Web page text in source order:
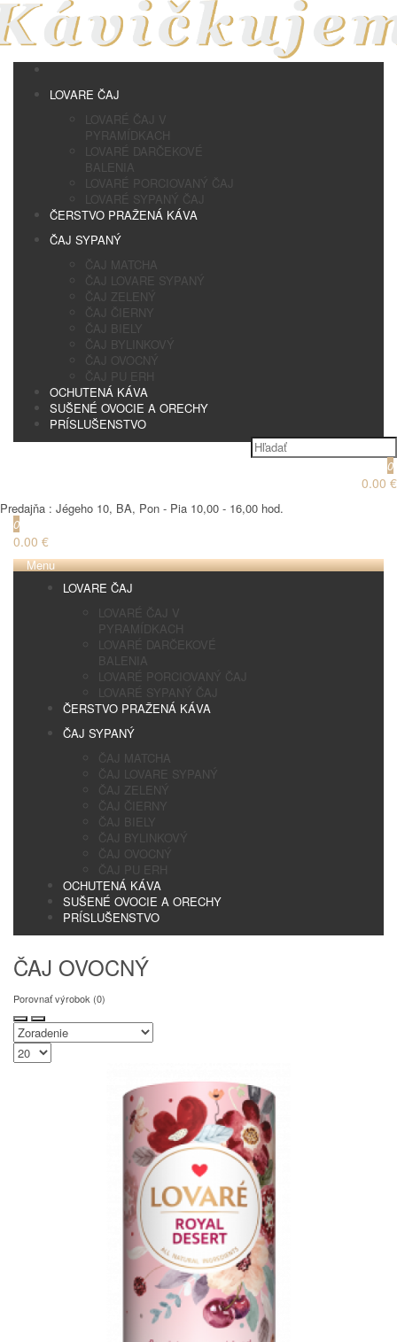
LOVARE ČAJ
LOVARÉ ČAJ V
PYRAMÍDKACH
LOVARÉ DARČEKOVÉ
BALENIA
LOVARÉ PORCIOVANÝ ČAJ
LOVARÉ SYPANÝ ČAJ
ČERSTVO PRAŽENÁ KÁVA
ČAJ SYPANÝ
ČAJ MATCHA
ČAJ LOVARE SYPANÝ
ČAJ ZELENÝ
ČAJ ČIERNY
ČAJ BIELY
ČAJ BYLINKOVÝ
ČAJ OVOCNÝ
ČAJ PU ERH
OCHUTENÁ KÁVA
SUŠENÉ OVOCIE A ORECHY
PRÍSLUŠENSTVO
0
0.00 €
Predajňa : Jégeho 10, BA, Pon - Pia 10,00 - 16,00 hod.
0
0.00 €
Menu
LOVARE ČAJ
LOVARÉ ČAJ V
PYRAMÍDKACH
LOVARÉ DARČEKOVÉ
BALENIA
LOVARÉ PORCIOVANÝ ČAJ
LOVARÉ SYPANÝ ČAJ
ČERSTVO PRAŽENÁ KÁVA
ČAJ SYPANÝ
ČAJ MATCHA
ČAJ LOVARE SYPANÝ
ČAJ ZELENÝ
ČAJ ČIERNY
ČAJ BIELY
ČAJ BYLINKOVÝ
ČAJ OVOCNÝ
ČAJ PU ERH
OCHUTENÁ KÁVA
SUŠENÉ OVOCIE A ORECHY
PRÍSLUŠENSTVO
ČAJ OVOCNÝ
Porovnať výrobok (0)